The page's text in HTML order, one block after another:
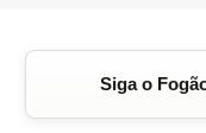
Siga o